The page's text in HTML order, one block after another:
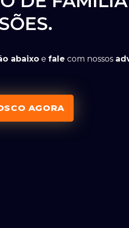
abaixo e fale com nossos
AGORA